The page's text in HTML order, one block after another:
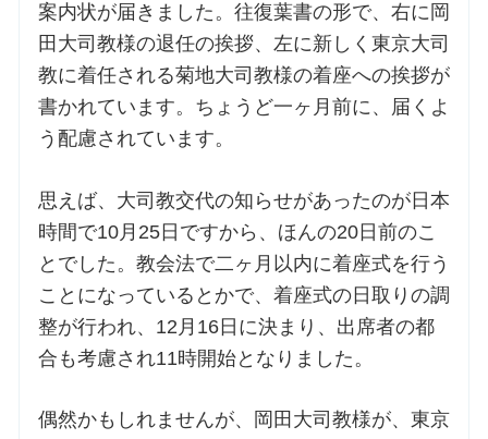
案内状が届きました。往復葉書の形で、右に岡
田大司教様の退任の挨拶、左に新しく東京大司
教に着任される菊地大司教様の着座への挨拶が
書かれています。ちょうど一ヶ月前に、届くよ
う配慮されています。
思えば、大司教交代の知らせがあったのが日本
時間で10月25日ですから、ほんの20日前のこ
とでした。教会法で二ヶ月以内に着座式を行う
ことになっているとかで、着座式の日取りの調
整が行われ、12月16日に決まり、出席者の都
合も考慮され11時開始となりました。
偶然かもしれませんが、岡田大司教様が、東京